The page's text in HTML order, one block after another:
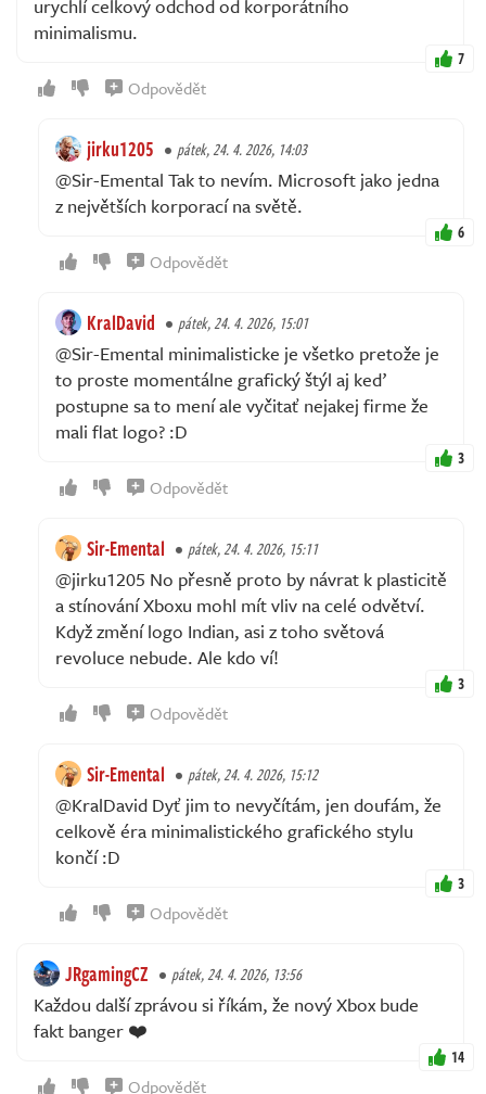
urychlí celkový odchod od korporátního
minimalismu.
7
Odpovědět
jirku1205 pátek, 24. 4. 2026, 14:03
@Sir-Emental Tak to nevím. Microsoft jako jedna
z největších korporací na světě.
6
Odpovědět
KralDavid pátek, 24. 4. 2026, 15:01
@Sir-Emental minimalisticke je všetko pretože je
to proste momentálne grafický štýl aj keď
postupne sa to mení ale vyčitať nejakej firme že
mali flat logo? :D
3
Odpovědět
Sir-Emental pátek, 24. 4. 2026, 15:11
@jirku1205 No přesně proto by návrat k plasticitě
a stínování Xboxu mohl mít vliv na celé odvětví.
Když změní logo Indian, asi z toho světová
revoluce nebude. Ale kdo ví!
3
Odpovědět
Sir-Emental pátek, 24. 4. 2026, 15:12
@KralDavid Dyť jim to nevyčítám, jen doufám, že
celkově éra minimalistického grafického stylu
končí :D
3
Odpovědět
JRgamingCZ pátek, 24. 4. 2026, 13:56
Každou další zprávou si říkám, že nový Xbox bude
fakt banger ❤️
14
Odpovědět